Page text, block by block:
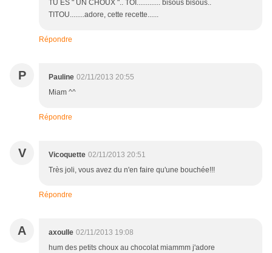
TU ES " UN CHOUX ".. TOI............. bisous bisous..
TITOU........adore, cette recette......
Répondre
P Pauline 02/11/2013 20:55
Miam ^^
Répondre
V Vicoquette 02/11/2013 20:51
Très joli, vous avez du n'en faire qu'une bouchée!!!
Répondre
A axoulle 02/11/2013 19:08
hum des petits choux au chocolat miammm j'adore